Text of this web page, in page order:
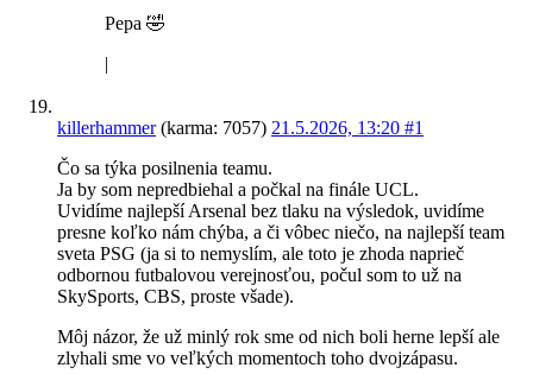
Pepa 🤣
|
killerhammer(karma: 7057) 21.5.2026, 13:20 #1
Čo sa týka posilnenia teamu.
Ja by som nepredbiehal a počkal na finále UCL.
Uvidíme najlepší Arsenal bez tlaku na výsledok, uvidíme
presne koľko nám chýba, a či vôbec niečo, na najlepší team
sveta PSG (ja si to nemyslím, ale toto je zhoda naprieč
odbornou futbalovou verejnosťou, počul som to už na
SkySports, CBS, proste všade).
Môj názor, že už minlý rok sme od nich boli herne lepší ale
zlyhali sme vo veľkých momentoch toho dvojzápasu.